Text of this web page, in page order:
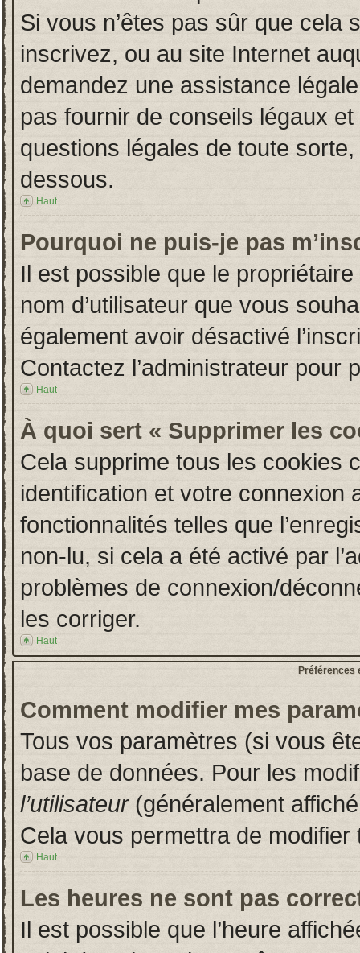
Si vous n’êtes pas sûr que cela
inscrivez, ou au site Internet
demandez une assistance
pas fournir de conseils légaux
questions légales de toute
dessous.
Haut
Pourquoi ne puis-je pas
Il est possible que le
nom d’utilisateur que vous
également avoir désactivé
Contactez l’administrateur pour
Haut
À quoi sert « Supprimer les
Cela supprime tous les cookies
identification et votre connexion
fonctionnalités telles que
non-lu, si cela a été activé par
problèmes de connexion/
les corriger.
Haut
Préférences
Comment modifier mes
Tous vos paramètres (si vous
base de données. Pour les
l’utilisateur(généralement
Cela vous permettra de
Haut
Les heures ne sont pas
Il est possible que l’heure